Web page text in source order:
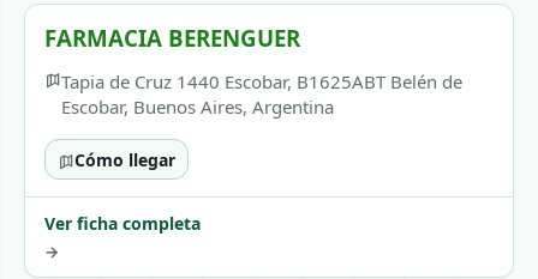
FARMACIA BERENGUER
Tapia de Cruz 1440 Escobar, B1625ABT Belén de
Escobar, Buenos Aires, Argentina
Cómo llegar
Ver ficha completa
→